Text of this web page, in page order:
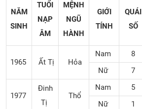
NĂM
SINH
TUỔI
NẠP
ÂM
MỆNH
NGŨ
HÀNH
GIỚI
TÍNH
QUÁI
SỐ
1965 Ất Tị Hỏa
Nam 8
Nữ
7
1977
Đinh
Tị
Thổ
Nam 5
Nữ
1